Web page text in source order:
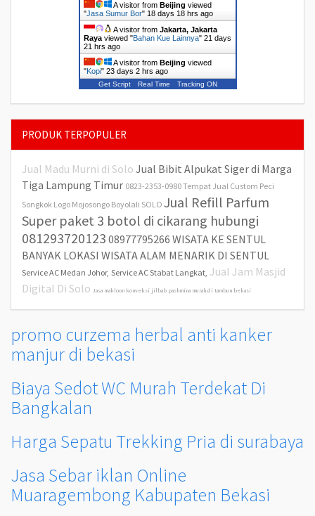
A visitor from Beijing viewed
"Jasa Sumur Bor" 18 days 18 hrs ago
A visitor from Jakarta, Jakarta
Rayaviewed "Bahan Kue Lainnya" 21 days
21 hrs ago
A visitor from Beijing viewed
"Kopi" 23 days 2 hrs ago
Get Script Real Time Tracking ON
PRODUK TERPOPULER
Jual Madu Murni di Solo Jual Bibit Alpukat Siger di Marga
Tiga Lampung Timur 0823-2353-0980 Tempat Jual Custom Peci
Songkok Logo Mojosongo Boyolali SOLO Jual Refill Parfum
Super paket 3 botol di cikarang hubungi
081293720123 08977795266 WISATA KE SENTUL
BANYAK LOKASI WISATA ALAM MENARIK DI SENTUL
Service AC Medan Johor, Service AC Stabat Langkat, Jual Jam Masjid
Digital Di Solo Jasa makloon konveksi jilbab pashmina murah di tambun bekasi
promo curzema herbal anti kanker
manjur di bekasi
Biaya Sedot WC Murah Terdekat Di
Bangkalan
Harga Sepatu Trekking Pria di surabaya
Jasa Sebar iklan Online
Muaragembong Kabupaten Bekasi